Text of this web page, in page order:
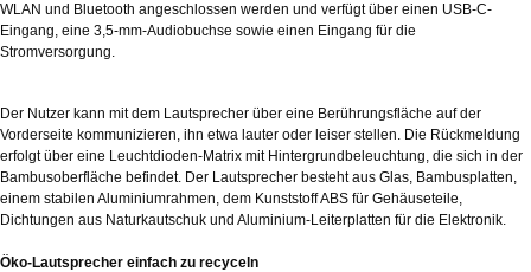
WLAN und Bluetooth angeschlossen werden und verfügt über einen USB-C-
Eingang, eine 3,5-mm-Audiobuchse sowie einen Eingang für die
Stromversorgung.
Der Nutzer kann mit dem Lautsprecher über eine Berührungsfläche auf der
Vorderseite kommunizieren, ihn etwa lauter oder leiser stellen. Die Rückmeldung
erfolgt über eine Leuchtdioden-Matrix mit Hintergrundbeleuchtung, die sich in der
Bambusoberfläche befindet. Der Lautsprecher besteht aus Glas, Bambusplatten,
einem stabilen Aluminiumrahmen, dem Kunststoff ABS für Gehäuseteile,
Dichtungen aus Naturkautschuk und Aluminium-Leiterplatten für die Elektronik.
Öko-Lautsprecher einfach zu recyceln